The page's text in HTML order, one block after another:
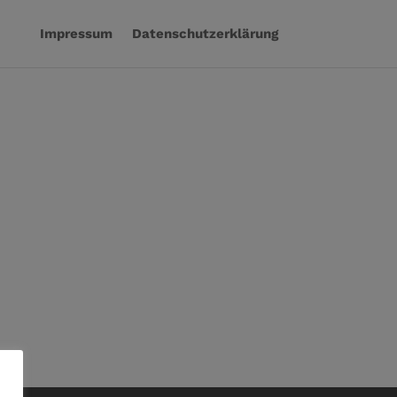
Impressum Datenschutzerklärung